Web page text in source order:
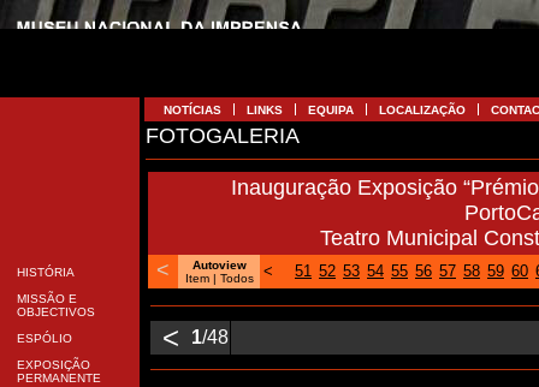
HISTÓRIA
MISSÃO E
OBJECTIVOS
ESPÓLIO
EXPOSIÇÃO
PERMANENTE
NOTÍCIAS LINKS EQUIPA LOCALIZAÇÃO
FOTOGALERIA
Inauguração Exposição
Teatro Municipal
<
Autoview
Item | Todos < 51 52 53 54 55 56 57 58 59 60
< 1/48